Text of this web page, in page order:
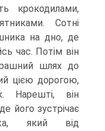
крокодилами,
Сотні
на дно, де
час. Потім він
шлях до
цією дорогою,
Нарешті, він
його зустрічає
який від